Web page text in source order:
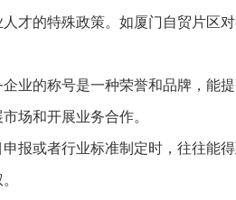
才的特殊政策。如厦门自贸片区
企业的称号是一种荣誉和品牌，能
场和开展业务合作。
报或者行业标准制定时，往往能